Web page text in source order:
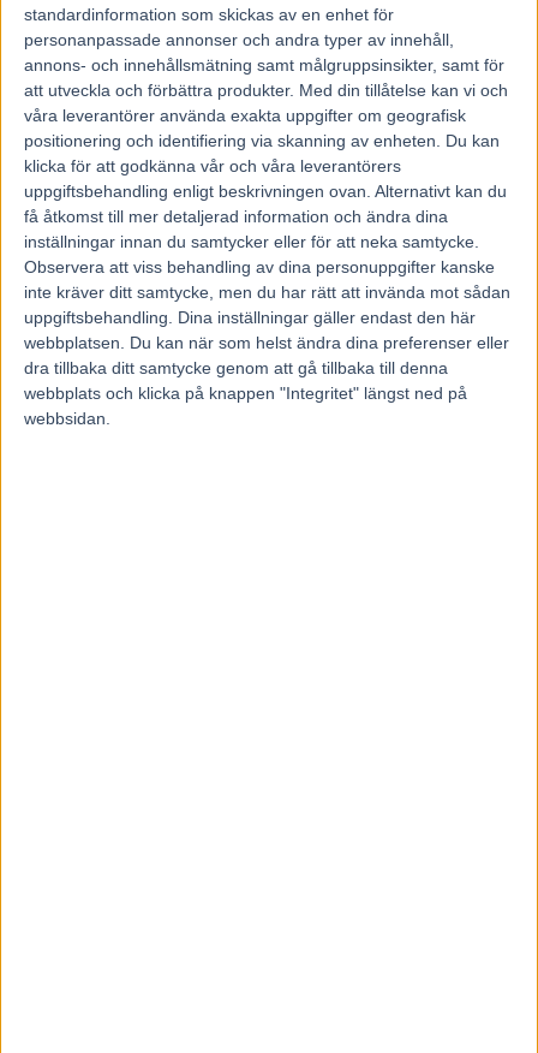
standardinformation som skickas av en enhet för
personanpassade annonser och andra typer av innehåll,
annons- och innehållsmätning samt målgruppsinsikter, samt för
att utveckla och förbättra produkter. Med din tillåtelse kan vi och
våra leverantörer använda exakta uppgifter om geografisk
positionering och identifiering via skanning av enheten. Du kan
klicka för att godkänna vår och våra leverantörers
uppgiftsbehandling enligt beskrivningen ovan. Alternativt kan du
få åtkomst till mer detaljerad information och ändra dina
inställningar innan du samtycker eller för att neka samtycke.
Observera att viss behandling av dina personuppgifter kanske
inte kräver ditt samtycke, men du har rätt att invända mot sådan
uppgiftsbehandling. Dina inställningar gäller endast den här
webbplatsen. Du kan när som helst ändra dina preferenser eller
dra tillbaka ditt samtycke genom att gå tillbaka till denna
webbplats och klicka på knappen "Integritet" längst ned på
webbsidan.
första gången.
Så här kommenterar Peter sina hästar:
– 4 Joker Of Steel (V75-1) har varit struken för
karledsinflammation. Nu jobbar han fint igen och var fin i
ett banjobb för ett tag sedan. Det är första gången över
kort distans och det är ingen fördel. Det är hemmaplan och
vi provar och jag tror han gör en bra insats.
– 9 Lexington Zon(V75-1) krokade ihop med ett annat
ekipage senast och galopperade. Han har ryckt upp sig och
får smyga med här och känslan är att han kommer att göra
en bra prestation.
– 8 Global Creation(V75-2) har kommit igång lite sent. Nu
har hon vunnit två lopp utvändigt ledaren och utvecklas
positivt hela tiden. Hon möter några bra, men hon är bra